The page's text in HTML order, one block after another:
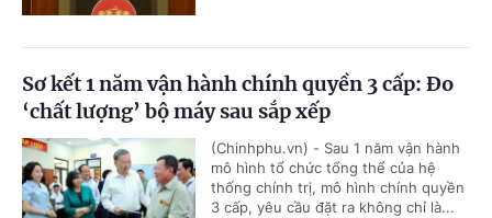
Sơ kết 1 năm vận hành chính quyền 3 cấp: Đo
‘chất lượng’ bộ máy sau sắp xếp
(Chinhphu.vn) - Sau 1 năm vận hành
mô hình tổ chức tổng thể của hệ
thống chính trị, mô hình chính quyền
3 cấp, yêu cầu đặt ra không chỉ là...